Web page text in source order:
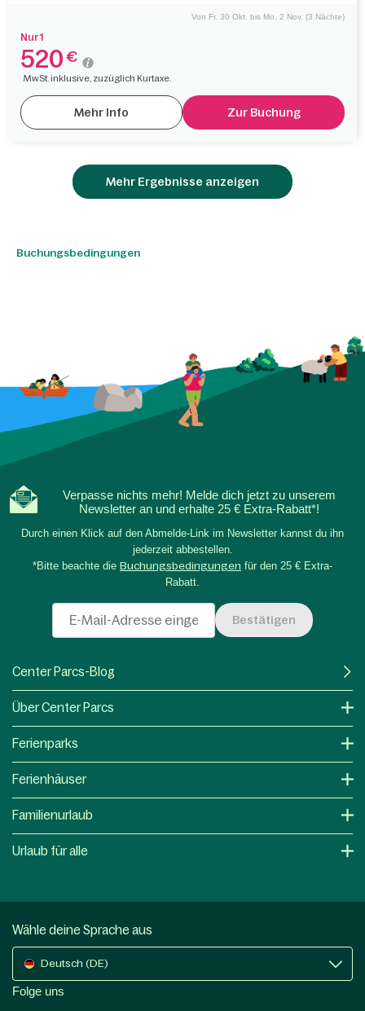
Nur 1
Von Fr. 30 Okt. bis Mo. 2 Nov. (3 Nächte)
520 €
MwSt. inklusive, zuzüglich Kurtaxe.
Mehr Info Zur Buchung
Mehr Ergebnisse anzeigen
Buchungsbedingungen
Verpasse nichts mehr! Melde dich jetzt zu unserem
Newsletter an und erhalte 25 € Extra-Rabatt*!
Durch einen Klick auf den Abmelde-Link im Newsletter kannst du ihn
jederzeit abbestellen.
*Bitte beachte die Buchungsbedingungen für den 25 € Extra-
Rabatt.
Bestätigen
Center Parcs-Blog
Über Center Parcs
Ferienparks
Ferienhäuser
Familienurlaub
Urlaub für alle
Wähle deine Sprache aus
Deutsch (DE)
Folge uns